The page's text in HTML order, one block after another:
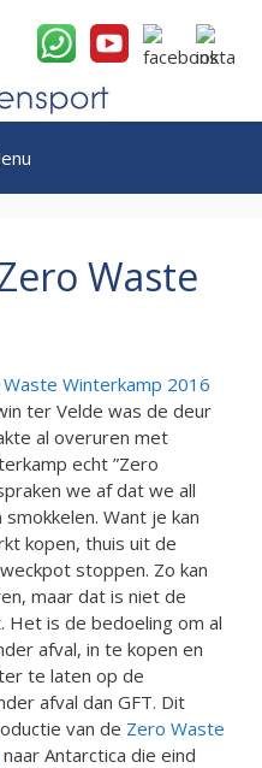
Waste
Winterkamp 2016
ter Velde was de deur
al overuren met
echt ”Zero
we af dat we all
Want je kan
kopen, thuis uit de
stoppen. Zo kan
maar dat is niet de
Het is de bedoeling om al
afval, in te kopen en
te laten op de
afval dan GFT. Dit
van de Zero Waste
naar Antarctica die eind